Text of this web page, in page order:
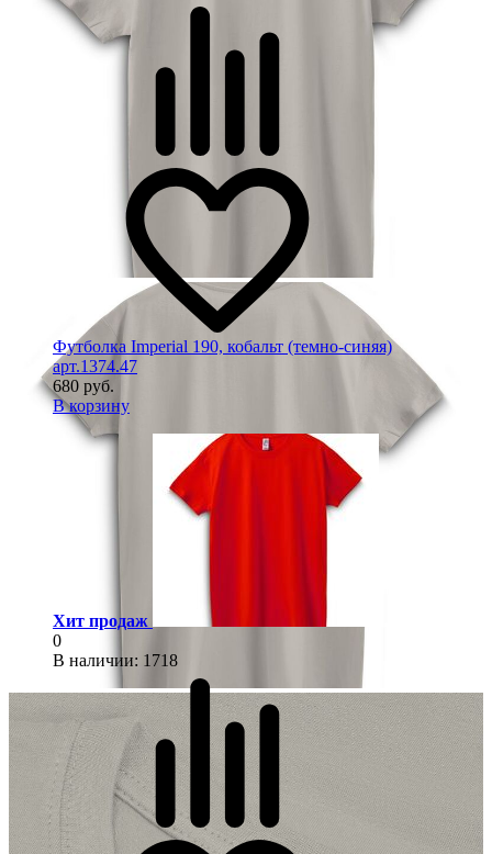
Футболка Imperial 190, кобальт (темно-синяя)
арт.1374.47
680 руб.
В корзину
Хит продаж
0
В наличии: 1718